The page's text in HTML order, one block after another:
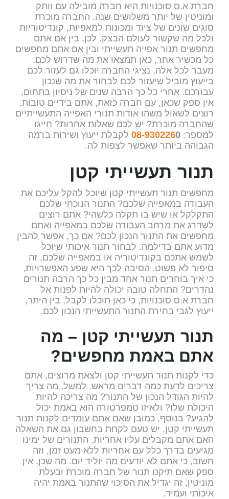
חברת א.ס סוכנויות היא חברה מובילה עם וותק
ומוניטין של יותר משלושים שנה. החברה מוכרת
סוגים שונים של ציוד ומכונות למאפיות, קונדיטוריות
ולכל מה שקשור לעולם הבצק. לכן, בין אם אתם
מחפשים תנור אפייה תעשייתי ובין אם אתם מחפשים
כל מכשיר אחר, כאן תמצאו את מה שדרוש לכם.
מעבר לכל אלה, נציגי החברה יוכלו גם לעזור לכם
בייעוץ מוביל שיעזור לכם לבחור את מה שנכון
עבורכם. אחרי כל כך הרבה שנים של ניסיון בתחום,
אין ספק שכאן, עם חברה כזאת, אתם בידיים טובות.
רוצים לשאול משהו אודות תנורי האפייה התעשייתיים
שהחברה מוכרת? יש לכם שאלות אחרות? חייגו
למספר:
08-9302260
לקבלת ייעוץ ושירות ברמה
הגבוהה ביותר שאפשר לצפות לה.
תנור תעשייתי קטן
מחפשים תנור תעשייתי קטן שיוכל להקל עליכם את
העבודה במאפייה שלכם? התנור הנוכחי שלכם
התקלקל או שיש בו תקלה כלשהי? אתם רוצים
לשדרג את מרחב העבודה שלכם במאפייה ואתם
מחפשים את התנור הנכון לכם? אם כך, אפשר להבין
מדוע אתם בדילמה. לבחור תנור איכותי שיוכל
לשמש אתכם בקונדיטוריה או במאפייה שלכם, זה
סיפור לא פשוט. הסיבה לכך היא שפע האפשרויות,
כי איך בוחרים תנור אחד מבין כל כך הרבה תנורים
נהדרים? התחלה טובה יכולה להיות לפנות אל
חברת א.ס סוכנויות, כי כאן תוכלו לקבל, בין היתר,
ייעוץ לגבי בחירת התנור התעשייתי הנכון לכם.
תנור תעשייתי קטן – מה
אתם באמת מחפשים?
כדי לקנות תנור תעשייתי קטן ולצאת מרוצים, אתם
צריכים לדעת כמה דברים מראש. למשל, מה צריך
להיות הגודל הנכון של התנור? מה צריכה להיות
היכולת שלו? ולאיזו טמפרטורה הוא באמת יכול
להגיע? בנוסף, כמובן שאם אתם עומדים לקנות תנור
תעשייתי קטן, יש טעם לקחת בחשבון גם את השאלה
האם אתם מקבלים עליו אחריות. התנורים של ימינו
מגיעים בדרך כלל עם אחריות ללא מעט זמן, וזה
חשוב, כי אתם לא יודעים מה יוליד יום. מה שכן, אין
ספק שאם תיקנו תנור של חברה מוכרת ובעלת
מוניטין, זה יגדיל את הסיכוי שהתנור באמת יהיה
איכותי ועמיד.